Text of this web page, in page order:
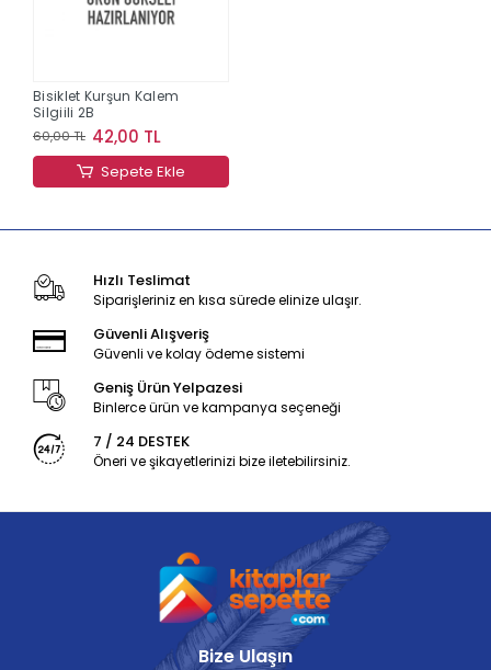
Bisiklet Kurşun Kalem
Silgiili 2B
60,00 TL 42,00 TL
Sepete Ekle
Hızlı Teslimat
Siparişleriniz en kısa sürede elinize ulaşır.
Güvenli Alışveriş
Güvenli ve kolay ödeme sistemi
Geniş Ürün Yelpazesi
Binlerce ürün ve kampanya seçeneği
7 / 24 DESTEK
Öneri ve şikayetlerinizi bize iletebilirsiniz.
Bize Ulaşın